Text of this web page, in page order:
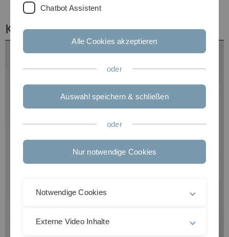
Kontakt
Chatbot Assistent
Alle Cookies akzeptieren
oder
Auswahl speichern & schließen
oder
Nur notwendige Cookies
Notwendige Cookies
Externe Video Inhalte